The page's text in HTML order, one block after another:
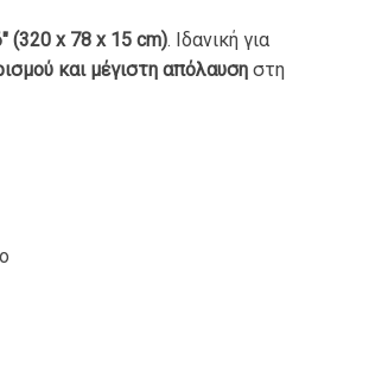
(320 x 78 x 15 cm). Ιδανική για
και μέγιστη απόλαυση στη